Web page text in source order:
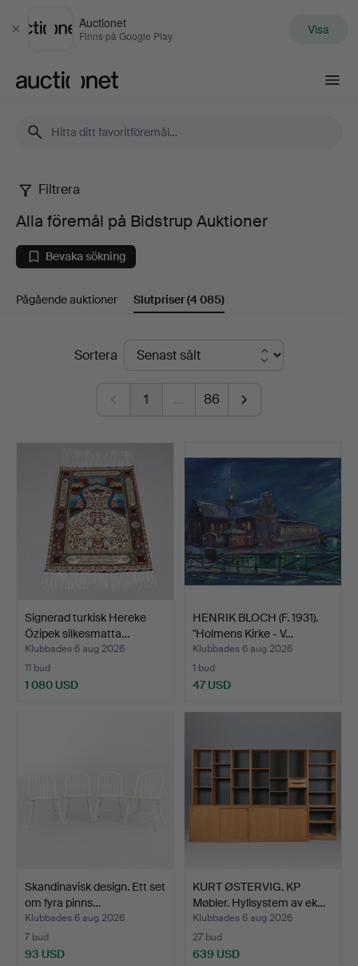
Stäng
Auctionet
Finns på Google Play Visa
Alla
föremål
på
Bidstrup
Auktioner
Filtrera
Alla föremål på Bidstrup Auktioner
Bevaka sökning
Pågående auktioner Slutpriser(4 085)
SlutpriserSortera
1 … 86
Signerad turkisk Hereke
Özipek silkesmatta…
Klubbades 6 aug 2026
11 bud
1 080 USD
HENRIK BLOCH (F. 1931).
"Holmens Kirke - V…
Klubbades 6 aug 2026
1 bud
47 USD
Skandinavisk design. Ett set
om fyra pinns…
Klubbades 6 aug 2026
7 bud
93 USD
KURT ØSTERVIG. KP
Møbler. Hyllsystem av ek…
Klubbades 6 aug 2026
27 bud
639 USD